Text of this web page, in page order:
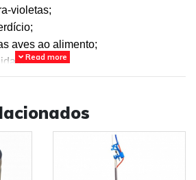
violetas;
aves ao alimento;
sustentado por uma
comprimento, a qual serve de
se os elos da corrente
Read more